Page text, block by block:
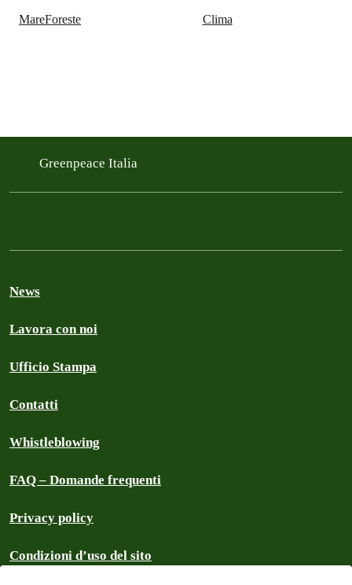
MareForeste Clima
Greenpeace Italia
News
Lavora con noi
Ufficio Stampa
Contatti
Whistleblowing
FAQ – Domande frequenti
Privacy policy
Condizioni d’uso del sito